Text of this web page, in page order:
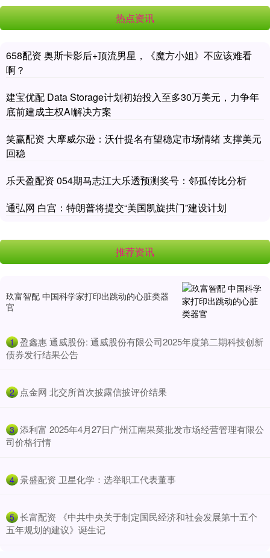
热点资讯
658配资 奥斯卡影后+顶流男星，《魔方小姐》不应该难看
啊？
建宝优配 Data Storage计划初始投入至多30万美元，力争年
底前建成主权AI解决方案
笑赢配资 大摩威尔逊：沃什提名有望稳定市场情绪 支撑美元
回稳
乐天盈配资 054期马志江大乐透预测奖号：邻孤传比分析
通弘网 白宫：特朗普将提交“美国凯旋拱门”建设计划
推荐资讯
玖富智配 中国科学家打印出跳动的心脏类器
官
1 ​盈鑫惠 通威股份: 通威股份有限公司2025年度第二期科技创新
债券发行结果公告
2 ​点金网 北交所首次披露信披评价结果
3 ​添利富 2025年4月27日广州江南果菜批发市场经营管理有限公
司价格行情
4 ​景盛配资 卫星化学：选举职工代表董事
5 ​长富配资 《中共中央关于制定国民经济和社会发展第十五个
五年规划的建议》诞生记